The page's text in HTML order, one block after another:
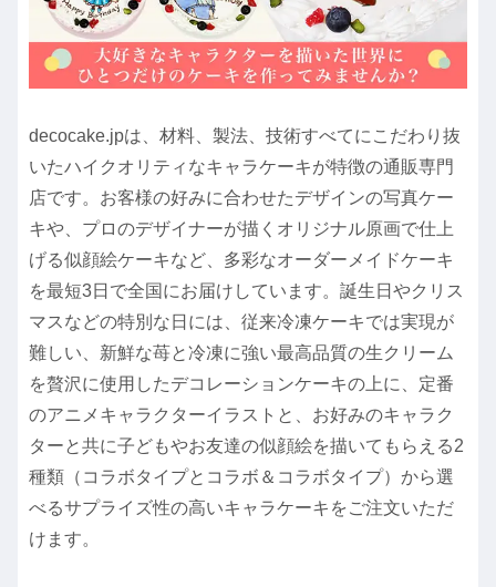
decocake.jpは、材料、製法、技術すべてにこだわり抜
いたハイクオリティなキャラケーキが特徴の通販専門
店です。お客様の好みに合わせたデザインの写真ケー
キや、プロのデザイナーが描くオリジナル原画で仕上
げる似顔絵ケーキなど、多彩なオーダーメイドケーキ
を最短3日で全国にお届けしています。誕生日やクリス
マスなどの特別な日には、従来冷凍ケーキでは実現が
難しい、新鮮な苺と冷凍に強い最高品質の生クリーム
を贅沢に使用したデコレーションケーキの上に、定番
のアニメキャラクターイラストと、お好みのキャラク
ターと共に子どもやお友達の似顔絵を描いてもらえる2
種類（コラボタイプとコラボ＆コラボタイプ）から選
べるサプライズ性の高いキャラケーキをご注文いただ
けます。